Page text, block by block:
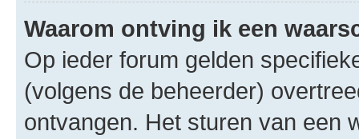
Waarom ontving ik een
Op ieder forum gelden
(volgens de beheerder)
ontvangen. Het sturen van een